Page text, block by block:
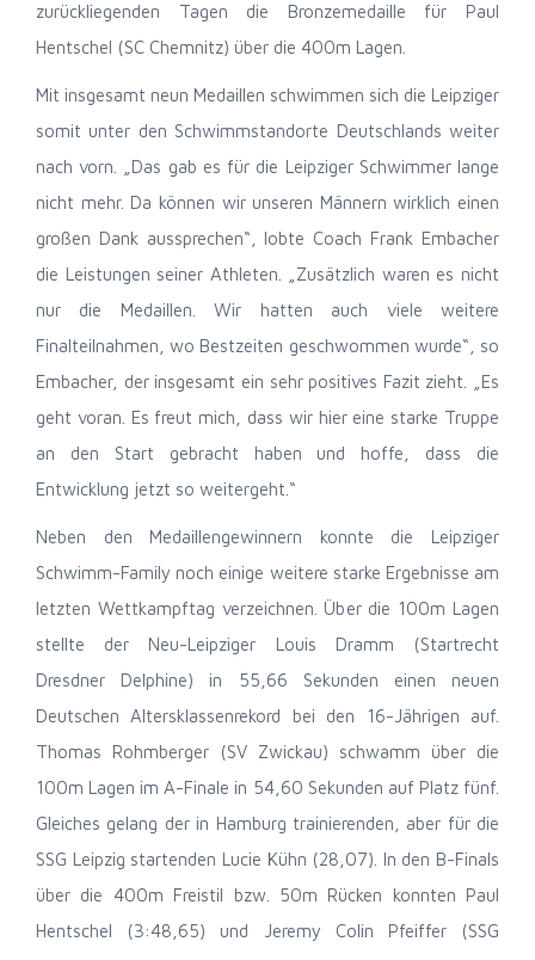
zurückliegenden Tagen die Bronzemedaille für Paul
Hentschel (SC Chemnitz) über die 400m Lagen.
Mit insgesamt neun Medaillen schwimmen sich die Leipziger
somit unter den Schwimmstandorte Deutschlands weiter
nach vorn. „Das gab es für die Leipziger Schwimmer lange
nicht mehr. Da können wir unseren Männern wirklich einen
großen Dank aussprechen“, lobte Coach Frank Embacher
die Leistungen seiner Athleten. „Zusätzlich waren es nicht
nur die Medaillen. Wir hatten auch viele weitere
Finalteilnahmen, wo Bestzeiten geschwommen wurde“, so
Embacher, der insgesamt ein sehr positives Fazit zieht. „Es
geht voran. Es freut mich, dass wir hier eine starke Truppe
an den Start gebracht haben und hoffe, dass die
Entwicklung jetzt so weitergeht.“
Neben den Medaillengewinnern konnte die Leipziger
Schwimm-Family noch einige weitere starke Ergebnisse am
letzten Wettkampftag verzeichnen. Über die 100m Lagen
stellte der Neu-Leipziger Louis Dramm (Startrecht
Dresdner Delphine) in 55,66 Sekunden einen neuen
Deutschen Altersklassenrekord bei den 16-Jährigen auf.
Thomas Rohmberger (SV Zwickau) schwamm über die
100m Lagen im A-Finale in 54,60 Sekunden auf Platz fünf.
Gleiches gelang der in Hamburg trainierenden, aber für die
SSG Leipzig startenden Lucie Kühn (28,07). In den B-Finals
über die 400m Freistil bzw. 50m Rücken konnten Paul
Hentschel (3:48,65) und Jeremy Colin Pfeiffer (SSG